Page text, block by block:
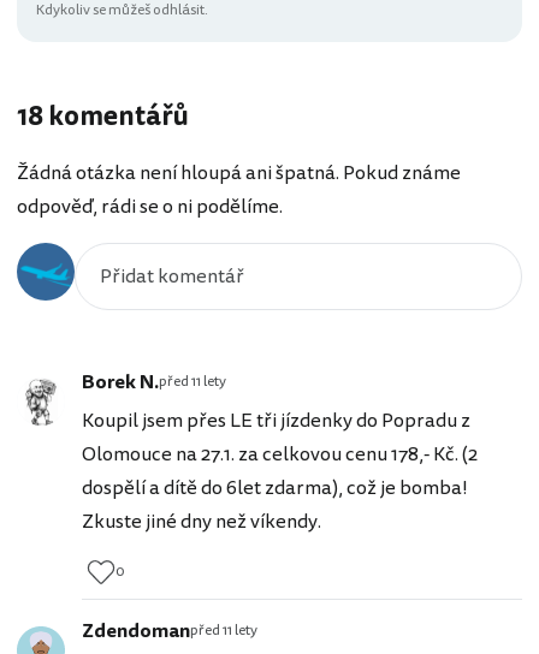
Kdykoliv se můžeš odhlásit.
18 komentářů
Žádná otázka není hloupá ani špatná. Pokud známe
odpověď, rádi se o ni podělíme.
Borek N.před 11 lety
Koupil jsem přes LE tři jízdenky do Popradu z
Olomouce na 27.1. za celkovou cenu 178,- Kč. (2
dospělí a dítě do 6let zdarma), což je bomba!
Zkuste jiné dny než víkendy.
0
Zdendomanpřed 11 lety